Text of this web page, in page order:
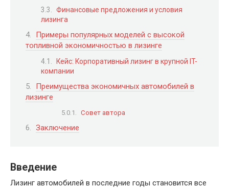
Финансовые предложения и условия
лизинга
Примеры популярных моделей с высокой
топливной экономичностью в лизинге
Кейс: Корпоративный лизинг в крупной IT-
компании
Преимущества экономичных автомобилей в
лизинге
Совет автора
Заключение
Введение
Лизинг автомобилей в последние годы становится все